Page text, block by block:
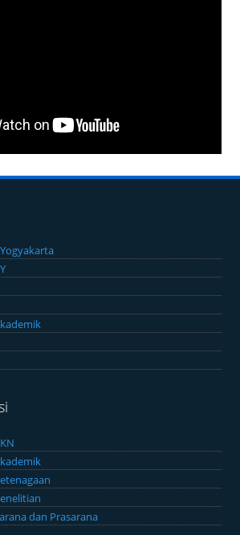
dan Prasarana